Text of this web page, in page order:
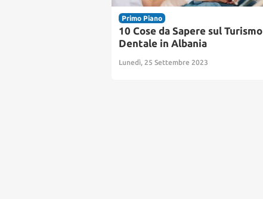
Primo Piano
10 Cose da Sapere sul Turismo
Dentale in Albania
Lunedì, 25 Settembre 2023